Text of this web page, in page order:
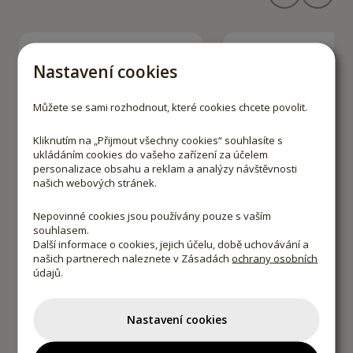
-10%
Bio Chili - vločky
Nastavení cookies
Můžete se sami rozhodnout, které cookies chcete povolit.
Kliknutím na „Přijmout všechny cookies“ souhlasíte s
ukládáním cookies do vašeho zařízení za účelem
personalizace obsahu a reklam a analýzy návštěvnosti
našich webových stránek.
Nepovinné cookies jsou používány pouze s vaším
souhlasem.
Další informace o cookies, jejich účelu, době uchovávání a
našich partnerech naleznete v Zásadáchochrany osobních
údajů.
Nastavení cookies